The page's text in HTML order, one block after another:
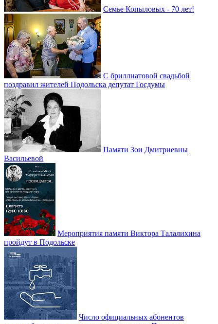
Семье Копыловых - 70 лет!
С бриллиатовой свадьбой
поздравил жителей Подольска депутат Госдумы
Памяти Зои Дмитриевны
Васильевой
Мероприятия памяти Виктора Талалихина
пройдут в Подольске
Число официальных абонентов